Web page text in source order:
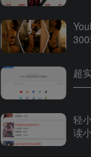
超
轻
读